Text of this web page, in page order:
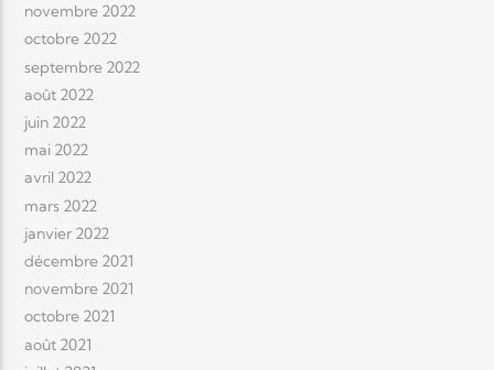
novembre 2022
octobre 2022
septembre 2022
août 2022
juin 2022
mai 2022
avril 2022
mars 2022
janvier 2022
décembre 2021
novembre 2021
octobre 2021
août 2021